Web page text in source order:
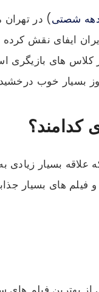
دهه شصتی) در تهران
ایران ایفای
های بازیگری
کدامند؟
علاقه بسیار
و فیلم های